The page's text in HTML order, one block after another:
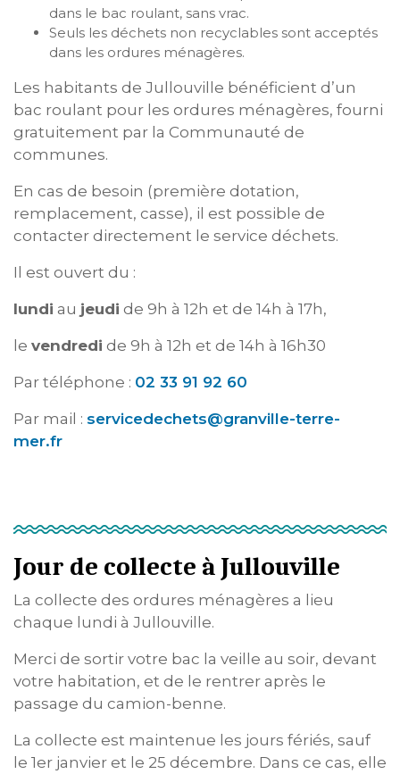
dans le bac roulant, sans vrac.
Seuls les déchets non recyclables sont acceptés
dans les ordures ménagères.
Les habitants de Jullouville bénéficient d’un
bac roulant pour les ordures ménagères, fourni
gratuitement par la Communauté de
communes.
En cas de besoin (première dotation,
remplacement, casse), il est possible de
contacter directement le service déchets.
Il est ouvert du :
lundi au jeudi de 9h à 12h et de 14h à 17h,
le vendredi de 9h à 12h et de 14h à 16h30
Par téléphone : 02 33 91 92 60
Par mail : servicedechets@granville-terre-
mer.fr
Jour de collecte à Jullouville
La collecte des ordures ménagères a lieu
chaque lundi à Jullouville.
Merci de sortir votre bac la veille au soir, devant
votre habitation, et de le rentrer après le
passage du camion-benne.
La collecte est maintenue les jours fériés, sauf
le 1er janvier et le 25 décembre. Dans ce cas, elle